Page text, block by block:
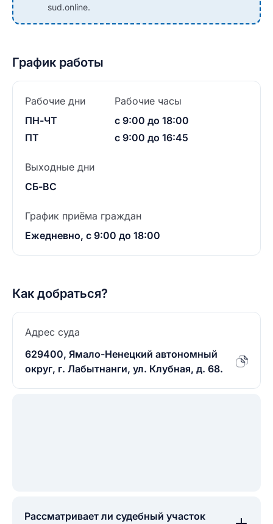
sud.online.
График работы
Рабочие дни
ПН-ЧТ
ПТ
Рабочие часы
с 9:00 до 18:00
с 9:00 до 16:45
Выходные дни
СБ-ВС
График приёма граждан
Ежедневно, с 9:00 до 18:00
Как добраться?
Адрес суда
629400, Ямало-Ненецкий автономный
округ, г. Лабытнанги, ул. Клубная, д. 68.
Рассматривает ли судебный участок